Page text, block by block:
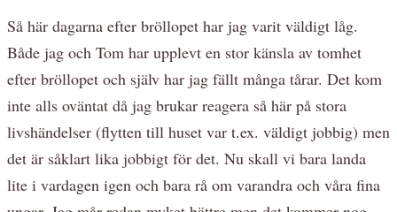
Så här dagarna efter bröllopet har jag varit väldigt låg.
Både jag och Tom har upplevt en stor känsla av tomhet
efter bröllopet och själv har jag fällt många tårar. Det kom
inte alls oväntat då jag brukar reagera så här på stora
livshändelser (flytten till huset var t.ex. väldigt jobbig) men
det är såklart lika jobbigt för det. Nu skall vi bara landa
lite i vardagen igen och bara rå om varandra och våra fina